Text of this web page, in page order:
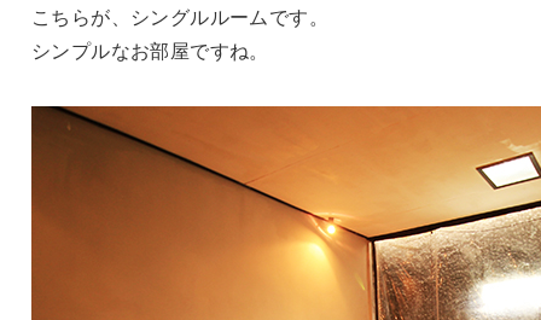
こちらが、シングルルームです。
シンプルなお部屋ですね。